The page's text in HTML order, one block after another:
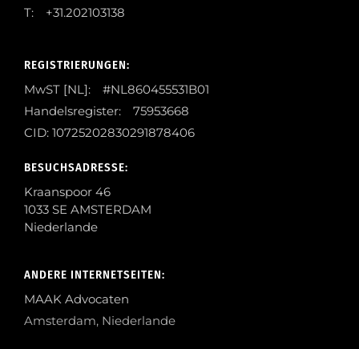
T: +31.202103138
REGISTRIERUNGEN:
MwST [NL]: #NL860455531B01
Handelsregister: 75953668
CID: 10725202830291878406
BESUCHSADRESSE:
Kraanspoor 46
1033 SE AMSTERDAM
Niederlande
ANDERE INTERNETSEITEN:
MAAK Advocaten
Amsterdam, Niederlande